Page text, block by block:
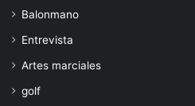
Balonmano
Entrevista
Artes marciales
golf